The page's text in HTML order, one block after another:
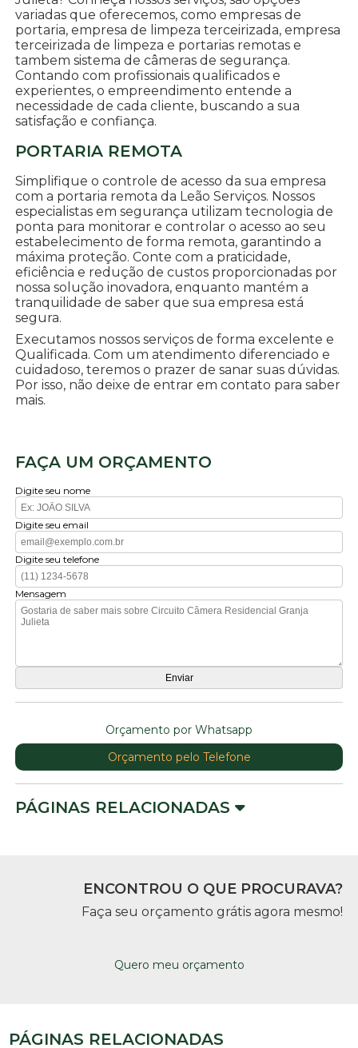
variadas que oferecemos, como empresas de
portaria, empresa de limpeza terceirizada, empresa
terceirizada de limpeza e portarias remotas e
tambem sistema de câmeras de segurança.
Contando com profissionais qualificados e
experientes, o empreendimento entende a
necessidade de cada cliente, buscando a sua
satisfação e confiança.
PORTARIA REMOTA
Simplifique o controle de acesso da sua empresa
com a portaria remota da Leão Serviços. Nossos
especialistas em segurança utilizam tecnologia de
ponta para monitorar e controlar o acesso ao seu
estabelecimento de forma remota, garantindo a
máxima proteção. Conte com a praticidade,
eficiência e redução de custos proporcionadas por
nossa solução inovadora, enquanto mantém a
tranquilidade de saber que sua empresa está
segura.
Executamos nossos serviços de forma excelente e
Qualificada. Com um atendimento diferenciado e
cuidadoso, teremos o prazer de sanar suas dúvidas.
Por isso, não deixe de entrar em contato para saber
mais.
FAÇA UM ORÇAMENTO
Digite seu nome
Digite seu email
Digite seu telefone
Mensagem
Orçamento por Whatsapp
Orçamento pelo Telefone
PÁGINAS RELACIONADAS
ENCONTROU O QUE PROCURAVA?
Faça seu orçamento grátis agora mesmo!
Quero meu orçamento
PÁGINAS RELACIONADAS